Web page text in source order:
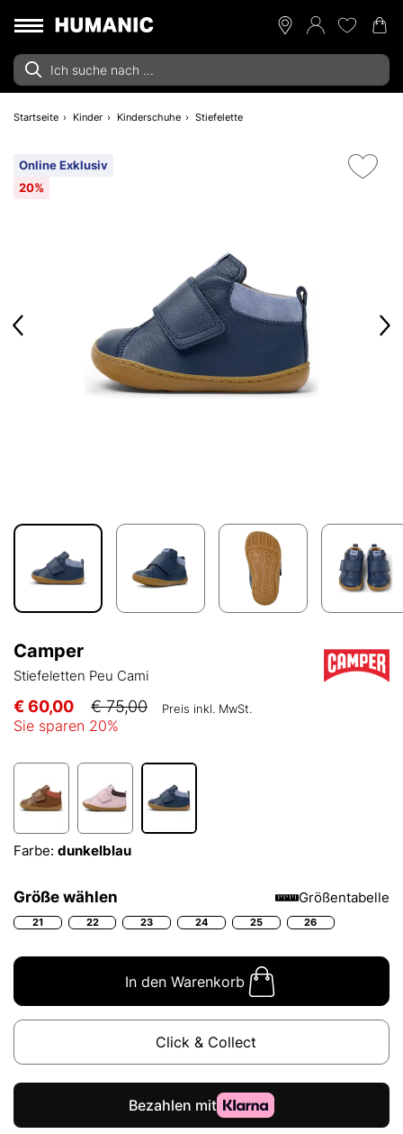
Startseite Kinder Kinderschuhe Stiefelette
Online Exklusiv
20%
Camper
Stiefeletten Peu Cami
€ 60,00 € 75,00 Preis inkl. MwSt.
Sie sparen 20%
Farbe: dunkelblau
Größe wählen Größentabelle
21 22 23 24 25 26
In den Warenkorb
Click & Collect